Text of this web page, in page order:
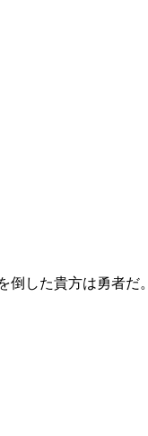
した貴方は勇者だ。